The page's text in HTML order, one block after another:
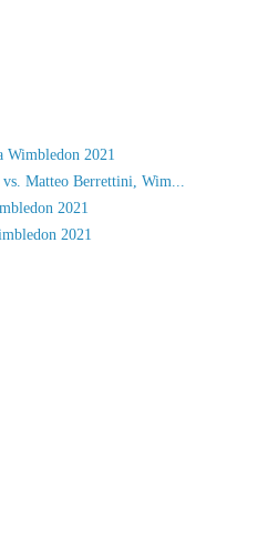
Wimbledon 2021
Matteo Berrettini, Wim...
2021
2021